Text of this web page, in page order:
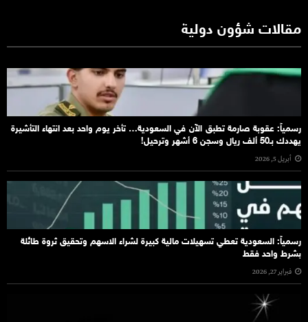
مقالات شؤون دولية
رسمياً: عقوبة صارمة تطبق الآن في السعودية… تأخر يوم واحد بعد انتهاء التأشيرة
يهددك بـ50 ألف ريال وسجن 6 أشهر وترحيل!
أبريل 5, 2026
رسمياً: السعودية تعطي تسهيلات مالية كبيرة لشراء الاسهم وتحقيق ثروة طائلة
بشرط واحد فقط
فبراير 27, 2026